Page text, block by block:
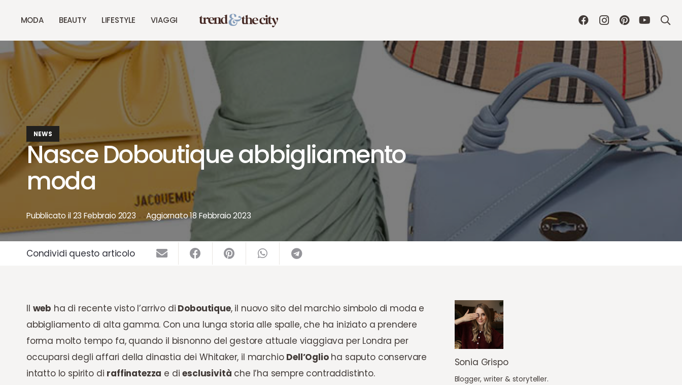
MODA BEAUTY LIFESTYLE VIAGGI
NEWS
Nasce Doboutique abbigliamento
moda
Pubblicato il23 Febbraio 2023 Aggiornato18 Febbraio 2023
Condividi questo articolo
Il web ha di recente visto l’arrivo di Doboutique, il nuovo sito del marchio simbolo di moda e
abbigliamento di alta gamma. Con una lunga storia alle spalle, che ha iniziato a prendere
forma molto tempo fa, quando il bisnonno del gestore attuale viaggiava per Londra per
occuparsi degli affari della dinastia dei Whitaker, il marchio Dell’Oglioha saputo conservare
intatto lo spirito di raffinatezza e diesclusività che l’ha sempre contraddistinto.
Sonia Grispo
Blogger, writer & storyteller.